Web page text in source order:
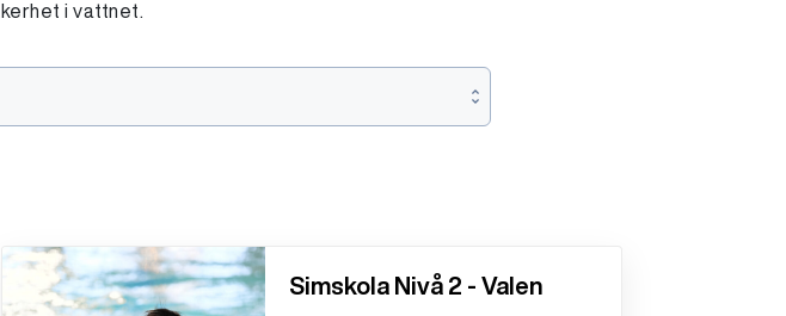
i vattnet.
Simskola Nivå 2 - Valen